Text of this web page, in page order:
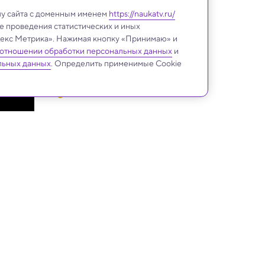
Космос
сайта с доменным именем https://naukatv.ru/
статистических и иных
Метрика». Нажимая кнопку «Принимаю» и
обработки персональных данныхи
данных. Определить применимые Cookie